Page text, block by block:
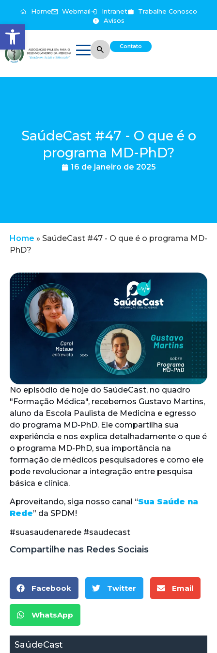
Abrir a barra de ferramentas
Home Webmail Intranet
Trabalhe Conosco
Avisos
Contato
SaúdeCast #47 - O que é o
programa MD-PhD?
16 de janeiro de 2025
Home » SaúdeCast #47 - O que é o programa MD-
PhD?
No episódio de hoje do SaúdeCast, no quadro
"Formação Médica", recebemos Gustavo Martins,
aluno da Escola Paulista de Medicina e egresso
do programa MD-PhD. Ele compartilha sua
experiência e nos explica detalhadamente o que é
o programa MD-PhD, sua importância na
formação de médicos pesquisadores e como ele
pode revolucionar a integração entre pesquisa
básica e clínica.
Aproveitando, siga nosso canal “Sua Saúde na
Rede” da SPDM!
#suasaudenarede #saudecast
Compartilhe nas Redes Sociais
Facebook Twitter Email
WhatsApp
SaúdeCast